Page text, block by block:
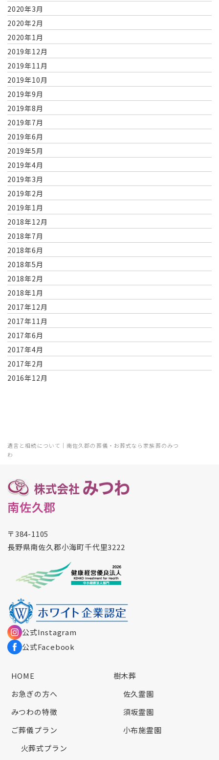
遺言と相続について｜南佐久郡の葬儀・お葬式なら家族葬のみつ
わ
2020年3月
2020年2月
2020年1月
2019年12月
2019年11月
2019年10月
2019年9月
2019年8月
2019年7月
2019年6月
2019年5月
2019年4月
2019年3月
2019年2月
2019年1月
2018年12月
2018年7月
2018年6月
2018年5月
2018年2月
2018年1月
2017年12月
2017年11月
2017年6月
2017年4月
2017年2月
2016年12月
南佐久郡
〒384-1105
長野県南佐久郡小海町千代里3222
公式Instagram
公式Facebook
HOME
お急ぎの方へ
みつわの特徴
ご葬儀プラン
火葬式プラン
樹木葬
佐久霊園
須坂霊園
小布施霊園